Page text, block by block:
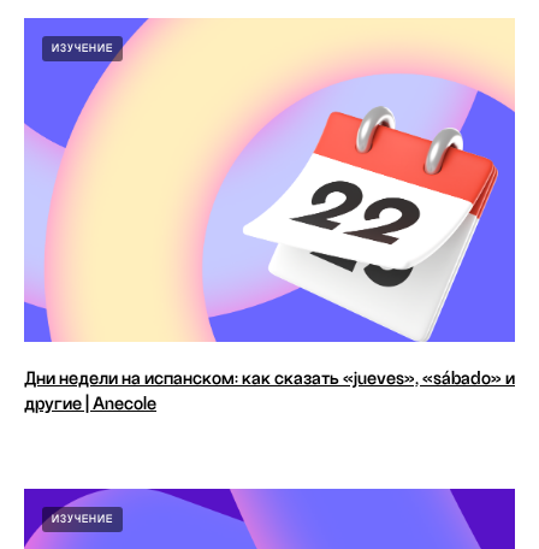
ИЗУЧЕНИЕ
Дни недели на испанском: как сказать «jueves», «sábado» и
другие | Anecole
ИЗУЧЕНИЕ